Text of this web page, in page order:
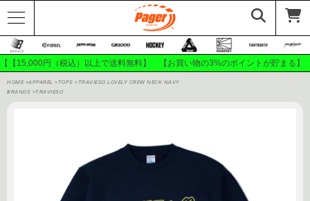
【【15,000円（税込）以上で送料無料】 【お買い物の3%のポイントが貯ま
HOME >APPAREL > TOPS > TRAVIESO LOVELY CREW NECK NAVY
BRANDS >TRAVIESO